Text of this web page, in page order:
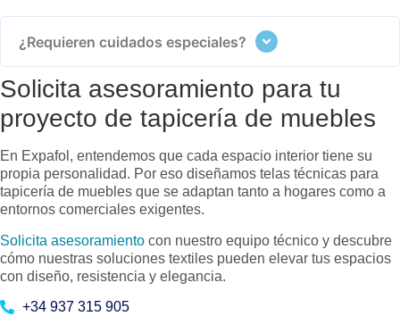
¿Requieren cuidados especiales?
Solicita asesoramiento para tu
proyecto de tapicería de muebles
En Expafol, entendemos que cada espacio interior tiene su
propia personalidad. Por eso diseñamos telas técnicas para
tapicería de muebles que se adaptan tanto a hogares como a
entornos comerciales exigentes.
Solicita asesoramiento con nuestro equipo técnico y descubre
cómo nuestras soluciones textiles pueden elevar tus espacios
con diseño, resistencia y elegancia.
+34 937 315 905